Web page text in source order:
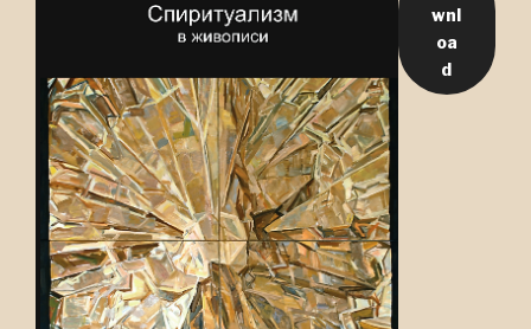
wnl
oa
d